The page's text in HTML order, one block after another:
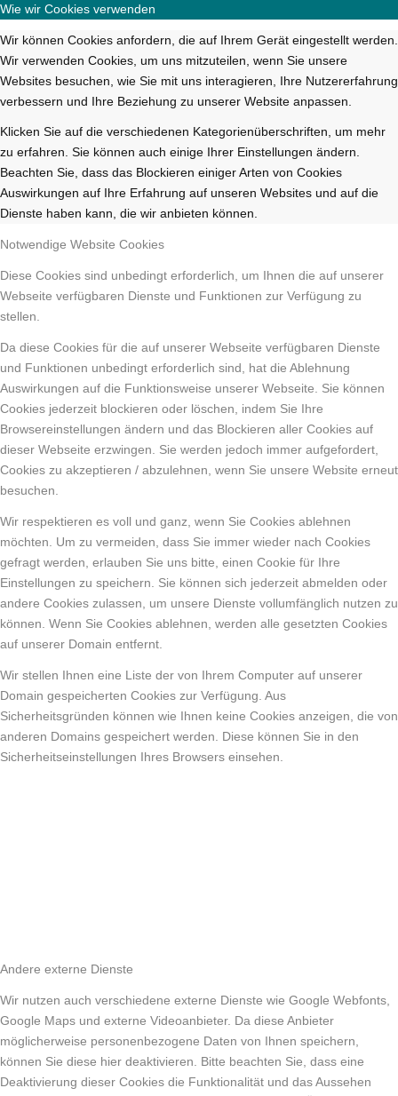
Wie wir Cookies verwenden
Wir können Cookies anfordern, die auf Ihrem Gerät eingestellt werden.
Wir verwenden Cookies, um uns mitzuteilen, wenn Sie unsere
Websites besuchen, wie Sie mit uns interagieren, Ihre Nutzererfahrung
verbessern und Ihre Beziehung zu unserer Website anpassen.
Klicken Sie auf die verschiedenen Kategorienüberschriften, um mehr
zu erfahren. Sie können auch einige Ihrer Einstellungen ändern.
Beachten Sie, dass das Blockieren einiger Arten von Cookies
Auswirkungen auf Ihre Erfahrung auf unseren Websites und auf die
Dienste haben kann, die wir anbieten können.
Notwendige Website Cookies
Diese Cookies sind unbedingt erforderlich, um Ihnen die auf unserer
Webseite verfügbaren Dienste und Funktionen zur Verfügung zu
stellen.
Da diese Cookies für die auf unserer Webseite verfügbaren Dienste
und Funktionen unbedingt erforderlich sind, hat die Ablehnung
Auswirkungen auf die Funktionsweise unserer Webseite. Sie können
Cookies jederzeit blockieren oder löschen, indem Sie Ihre
Browsereinstellungen ändern und das Blockieren aller Cookies auf
dieser Webseite erzwingen. Sie werden jedoch immer aufgefordert,
Cookies zu akzeptieren / abzulehnen, wenn Sie unsere Website erneut
besuchen.
Wir respektieren es voll und ganz, wenn Sie Cookies ablehnen
möchten. Um zu vermeiden, dass Sie immer wieder nach Cookies
gefragt werden, erlauben Sie uns bitte, einen Cookie für Ihre
Einstellungen zu speichern. Sie können sich jederzeit abmelden oder
andere Cookies zulassen, um unsere Dienste vollumfänglich nutzen zu
können. Wenn Sie Cookies ablehnen, werden alle gesetzten Cookies
auf unserer Domain entfernt.
Wir stellen Ihnen eine Liste der von Ihrem Computer auf unserer
Domain gespeicherten Cookies zur Verfügung. Aus
Sicherheitsgründen können wie Ihnen keine Cookies anzeigen, die von
anderen Domains gespeichert werden. Diese können Sie in den
Sicherheitseinstellungen Ihres Browsers einsehen.
Andere externe Dienste
Wir nutzen auch verschiedene externe Dienste wie Google Webfonts,
Google Maps und externe Videoanbieter. Da diese Anbieter
möglicherweise personenbezogene Daten von Ihnen speichern,
können Sie diese hier deaktivieren. Bitte beachten Sie, dass eine
Deaktivierung dieser Cookies die Funktionalität und das Aussehen